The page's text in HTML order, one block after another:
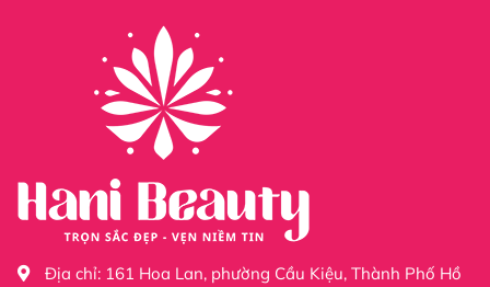
bảo đáp ứng được nhu cầu và sở thích của mọi khách
Xem các sản phẩm độ cong khác:
Mi Fan 5D độ cong
Mi Fan 5D độ cong C
Mi Fan 5D độ cong CC
Mi Fan 5D độ cong D
Mi Fan 5D độ cong L
Địa chỉ: 161 Hoa Lan, phường Cầu Kiệu, Thành Phố Hồ